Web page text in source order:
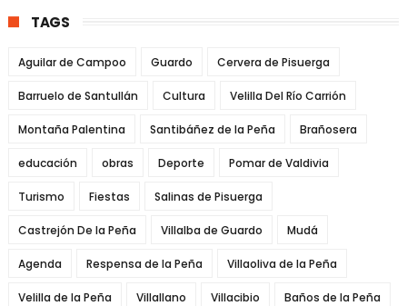
TAGS
Aguilar de Campoo Guardo Cervera de Pisuerga
Barruelo de Santullán Cultura Velilla Del Río Carrión
Montaña Palentina Santibáñez de la Peña Brañosera
educación obras Deporte Pomar de Valdivia
Turismo Fiestas Salinas de Pisuerga
Castrejón De la Peña Villalba de Guardo Mudá
Agenda Respensa de la Peña Villaoliva de la Peña
Velilla de la Peña Villallano Villacibio Baños de la Peña